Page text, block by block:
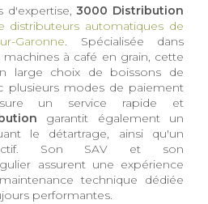
d'expertise,3000 Distribution
distributeurs automatiques de
Garonne. Spécialisée dans
à café en grain, cette
large choix de boissons de
plusieurs modes de paiement
un service rapide et
garantit également un
le détartrage, ainsi qu'un
Son SAV et son
assurent une expérience
technique dédiée
performantes.